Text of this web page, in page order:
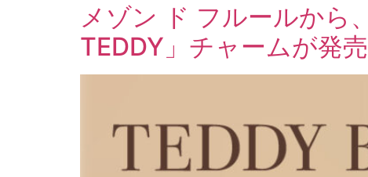
メゾン ド フルールから
TEDDY」チャームが発売